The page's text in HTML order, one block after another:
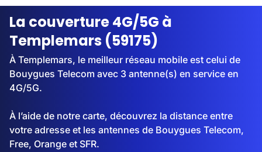
Streaming
La couverture 4G/5G à
Templemars (59175)
À Templemars, le meilleur réseau mobile est celui de
Bouygues Telecom avec 3 antenne(s) en service en
4G/5G.
À l’aide de notre carte, découvrez la distance entre
votre adresse et les antennes de Bouygues Telecom,
Free, Orange et SFR.